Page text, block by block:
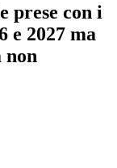
prese con i
e 2027 ma
non